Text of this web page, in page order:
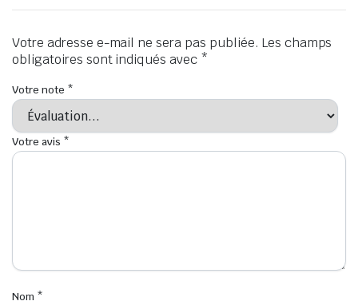
Votre adresse e-mail ne sera pas publiée. Les champs
obligatoires sont indiqués avec *
Votre note *
Votre avis *
Nom *